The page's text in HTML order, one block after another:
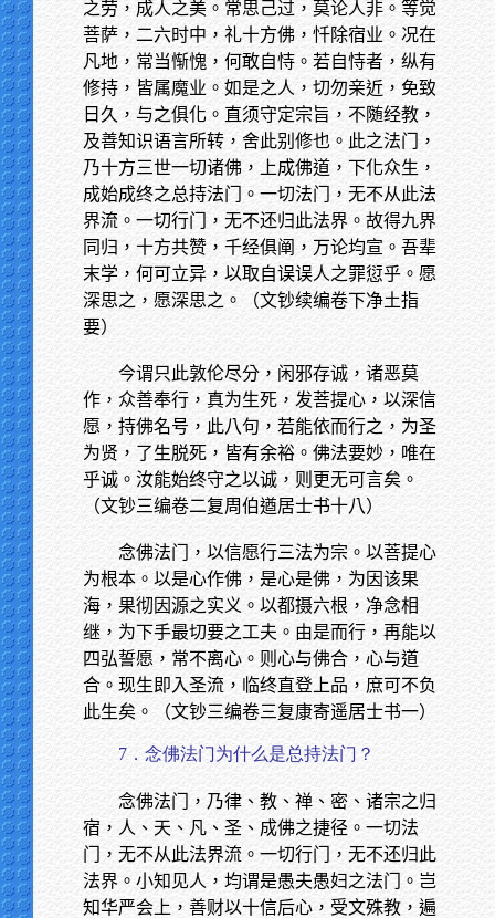
之劳，成人之美。常思己过，莫论人非。等觉
菩萨，二六时中，礼十方佛，忏除宿业。况在
凡地，常当惭愧，何敢自恃。若自恃者，纵有
修持，皆属魔业。如是之人，切勿亲近，免致
日久，与之俱化。直须守定宗旨，不随经教，
及善知识语言所转，舍此别修也。此之法门，
乃十方三世一切诸佛，上成佛道，下化众生，
成始成终之总持法门。一切法门，无不从此法
界流。一切行门，无不还归此法界。故得九界
同归，十方共赞，千经俱阐，万论均宣。吾辈
末学，何可立异，以取自误误人之罪愆乎。愿
深思之，愿深思之。（文钞续编卷下净土指
要）
今谓只此敦伦尽分，闲邪存诚，诸恶莫
作，众善奉行，真为生死，发菩提心，以深信
愿，持佛名号，此八句，若能依而行之，为圣
为贤，了生脱死，皆有余裕。佛法要妙，唯在
乎诚。汝能始终守之以诚，则更无可言矣。
（文钞三编卷二复周伯遒居士书十八）
念佛法门，以信愿行三法为宗。以菩提心
为根本。以是心作佛，是心是佛，为因该果
海，果彻因源之实义。以都摄六根，净念相
继，为下手最切要之工夫。由是而行，再能以
四弘誓愿，常不离心。则心与佛合，心与道
合。现生即入圣流，临终直登上品，庶可不负
此生矣。（文钞三编卷三复康寄遥居士书一）
7．念佛法门为什么是总持法门？
念佛法门，乃律、教、禅、密、诸宗之归
宿，人、天、凡、圣、成佛之捷径。一切法
门，无不从此法界流。一切行门，无不还归此
法界。小知见人，均谓是愚夫愚妇之法门。岂
知华严会上，善财以十信后心，受文殊教，遍